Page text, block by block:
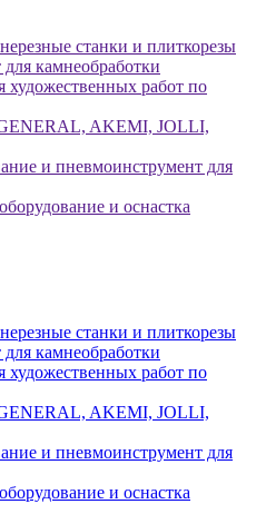
станки и плиткорезы
камнеобработки
художественных работ по
AKEMI, JOLLI,
и пневмоинструмент для
и оснастка
станки и плиткорезы
камнеобработки
художественных работ по
AKEMI, JOLLI,
и пневмоинструмент для
и оснастка